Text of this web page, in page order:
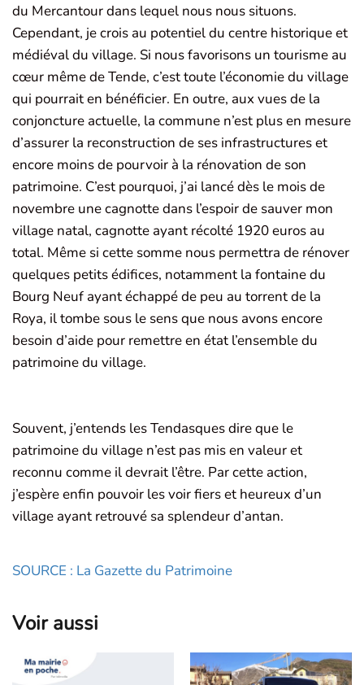
du Mercantour dans lequel nous nous situons.
Cependant, je crois au potentiel du centre historique et
médiéval du village. Si nous favorisons un tourisme au
cœur même de Tende, c’est toute l’économie du village
qui pourrait en bénéficier. En outre, aux vues de la
conjoncture actuelle, la commune n’est plus en mesure
d’assurer la reconstruction de ses infrastructures et
encore moins de pourvoir à la rénovation de son
patrimoine. C’est pourquoi, j’ai lancé dès le mois de
novembre une cagnotte dans l’espoir de sauver mon
village natal, cagnotte ayant récolté 1920 euros au
total. Même si cette somme nous permettra de rénover
quelques petits édifices, notamment la fontaine du
Bourg Neuf ayant échappé de peu au torrent de la
Roya, il tombe sous le sens que nous avons encore
besoin d’aide pour remettre en état l’ensemble du
patrimoine du village.
Souvent, j’entends les Tendasques dire que le
patrimoine du village n’est pas mis en valeur et
reconnu comme il devrait l’être. Par cette action,
j’espère enfin pouvoir les voir fiers et heureux d’un
village ayant retrouvé sa splendeur d’antan.
SOURCE : La Gazette du Patrimoine
Voir aussi